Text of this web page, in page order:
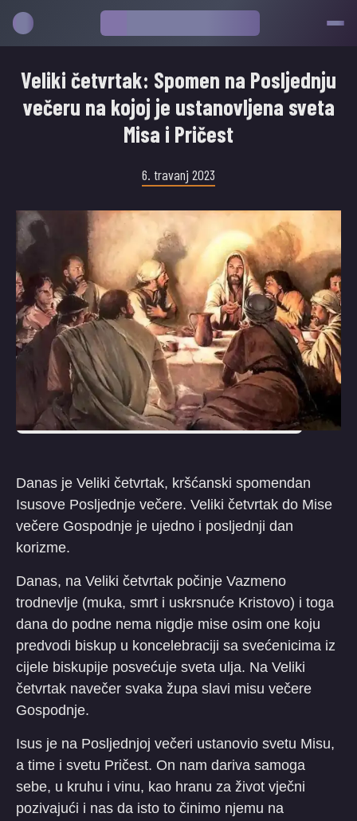
Veliki četvrtak: Spomen na Posljednju
večeru na kojoj je ustanovljena sveta
Misa i Pričest
6. travanj 2023
Danas je Veliki četvrtak, kršćanski spomendan
Isusove Posljednje večere. Veliki četvrtak do Mise
večere Gospodnje je ujedno i posljednji dan
korizme.
Danas, na Veliki četvrtak počinje Vazmeno
trodnevlje (muka, smrt i uskrsnuće Kristovo) i toga
dana do podne nema nigdje mise osim one koju
predvodi biskup u koncelebraciji sa svećenicima iz
cijele biskupije posvećuje sveta ulja. Na Veliki
četvrtak navečer svaka župa slavi misu večere
Gospodnje.
Isus je na Posljednjoj večeri ustanovio svetu Misu,
a time i svetu Pričest. On nam dariva samoga
sebe, u kruhu i vinu, kao hranu za život vječni
pozivajući i nas da isto to činimo njemu na